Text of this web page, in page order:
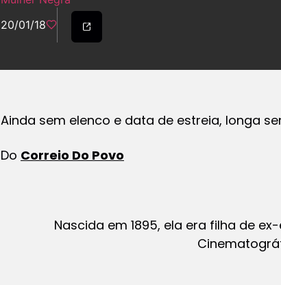
20/01/18
Ainda sem elenco e data de estreia, longa
Do Correio Do Povo
Nascida em 1895, ela era filha de